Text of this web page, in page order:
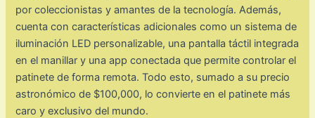
por coleccionistas y amantes de la tecnología. Además,
cuenta con características adicionales como un sistema de
iluminación LED personalizable, una pantalla táctil integrada
en el manillar y una app conectada que permite controlar el
patinete de forma remota. Todo esto, sumado a su precio
astronómico de $100,000, lo convierte en el patinete más
caro y exclusivo del mundo.